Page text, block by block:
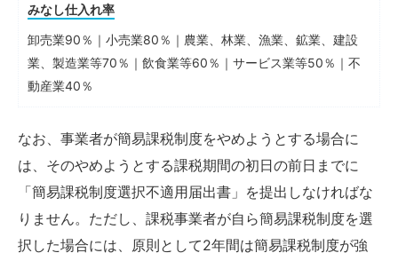
みなし仕入れ率
卸売業90％｜小売業80％｜農業、林業、漁業、鉱業、建設
業、製造業等70％｜飲食業等60％｜サービス業等50％｜不
動産業40％
なお、事業者が簡易課税制度をやめようとする場合に
は、そのやめようとする課税期間の初日の前日までに
「簡易課税制度選択不適用届出書」を提出しなければな
りません。ただし、課税事業者が自ら簡易課税制度を選
択した場合には、原則として2年間は簡易課税制度が強